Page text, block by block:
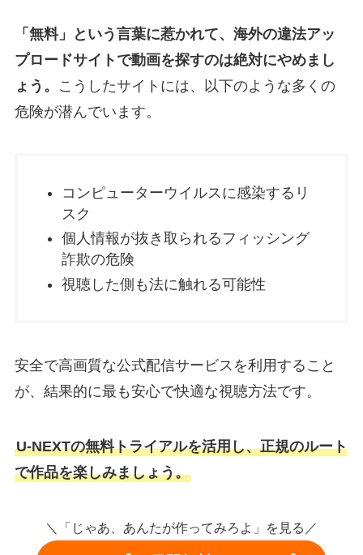
「無料」という言葉に惹かれて、海外の違法アッ
プロードサイトで動画を探すのは絶対にやめまし
ょう。
こうしたサイトには、以下のような多くの
危険が潜んでいます。
コンピューターウイルスに感染するリ
スク
個人情報が抜き取られるフィッシング
詐欺の危険
視聴した側も法に触れる可能性
安全で高画質な公式配信サービスを利用すること
が、結果的に最も安心で快適な視聴方法です。
U-NEXTの無料トライアルを活用し、正規のルート
で作品を楽しみましょう。
＼「じゃあ、あんたが作ってみろよ」を見る／